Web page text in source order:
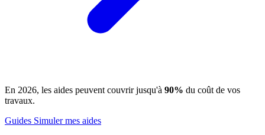
En 2026, les aides peuvent couvrir jusqu'à 90% du coût de vos
travaux.
Guides Simuler mes aides